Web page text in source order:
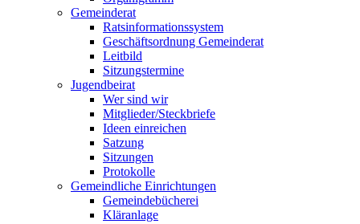
Gemeinderat
Ratsinformationssystem
Geschäftsordnung Gemeinderat
Leitbild
Sitzungstermine
Jugendbeirat
Wer sind wir
Mitglieder/Steckbriefe
Ideen einreichen
Satzung
Sitzungen
Protokolle
Gemeindliche Einrichtungen
Gemeindebücherei
Kläranlage